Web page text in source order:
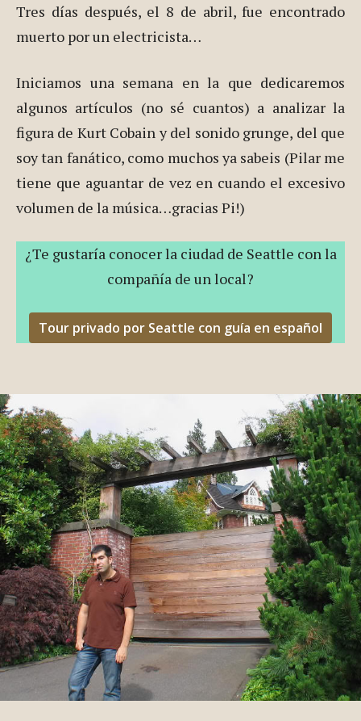
Tres días después, el 8 de abril, fue encontrado
muerto por un electricista…
Iniciamos una semana en la que dedicaremos
algunos artículos (no sé cuantos) a analizar la
figura de Kurt Cobain y del sonido grunge, del que
soy tan fanático, como muchos ya sabeis (Pilar me
tiene que aguantar de vez en cuando el excesivo
volumen de la música…gracias Pi!)
¿Te gustaría conocer la ciudad de Seattle con la
compañía de un local?
Tour privado por Seattle con guía en español